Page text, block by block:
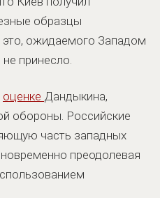
образцы
ожидаемого Западом
принесло.
оценке Дандыкина,
обороны. Российские
часть западных
преодолевая